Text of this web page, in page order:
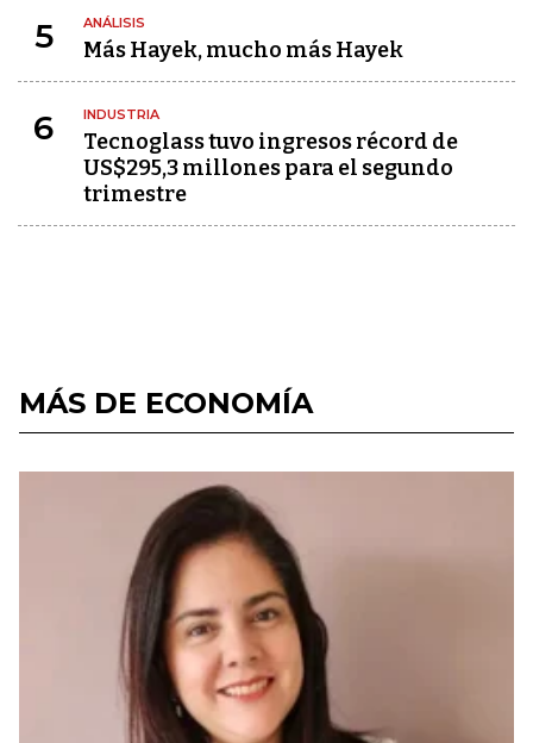
5 ANÁLISIS
Más Hayek, mucho más Hayek
6 INDUSTRIA
Tecnoglass tuvo ingresos récord de
US$295,3 millones para el segundo
trimestre
MÁS DE ECONOMÍA